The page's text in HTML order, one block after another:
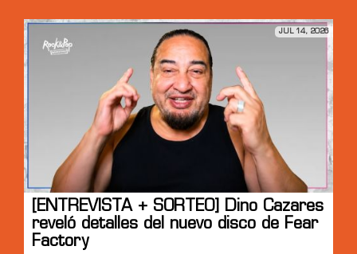
JUL 14, 2026
[ENTREVISTA + SORTEO] Dino Cazares
reveló detalles del nuevo disco de Fear
Factory